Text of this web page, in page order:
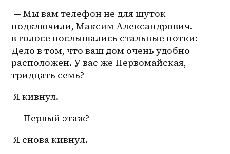
— Мы вам телефон не для шуток
подключили, Максим Александрович. —
в голосе послышались стальные нотки: —
Дело в том, что ваш дом очень удобно
расположен. У вас же Первомайская,
тридцать семь?
Я кивнул.
— Первый этаж?
Я снова кивнул.